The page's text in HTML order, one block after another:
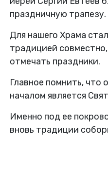
праздничную трапезу.
Для нашего Храма
традицией
отмечать праздники.
Главное помнить,
началом является
Именно под ее
вновь традиции